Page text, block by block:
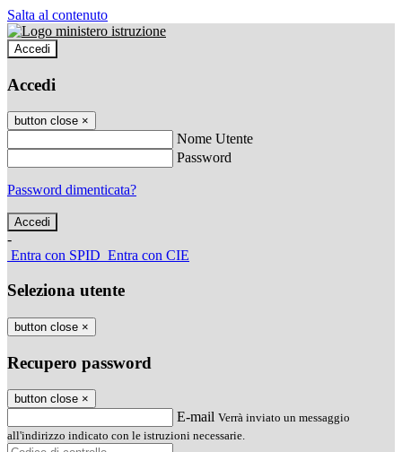
Salta al contenuto
Accedi
Accedi
button close ×
Nome Utente
Password
Password dimenticata?
-
Entra con SPID Entra con CIE
Seleziona utente
button close ×
Recupero password
button close ×
E-mail Verrà inviato un messaggio
all'indirizzo indicato con le istruzioni necessarie.